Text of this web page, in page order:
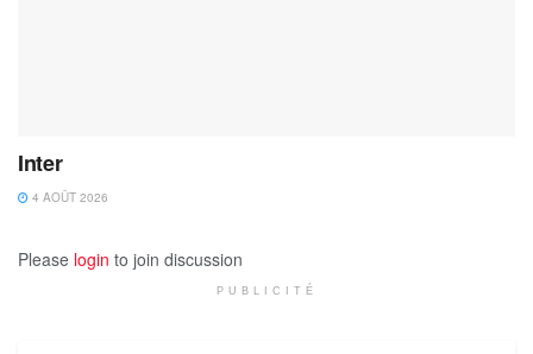
Inter
4 AOÛT 2026
Please login to join discussion
PUBLICITÉ